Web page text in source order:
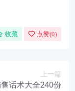
收藏 点赞(0)
上一篇
话术大全240份